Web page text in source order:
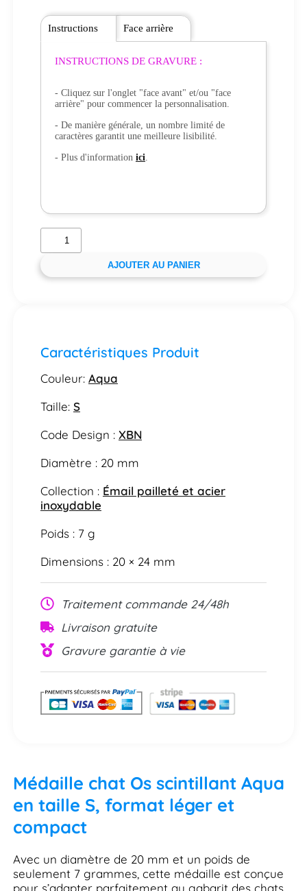
Instructions
INSTRUCTIONS DE GRAVURE :
- Cliquez sur l'onglet "face avant" et/ou "face
arrière" pour commencer la personnalisation.
- De manière générale, un nombre limité de
caractères garantit une meilleure lisibilité.
- Plus d'information ici.
Face arrière
AJOUTER AU PANIER
Caractéristiques Produit
Couleur: Aqua
Taille: S
Code Design : XBN
Diamètre : 20 mm
Collection : Émail pailleté et acier
inoxydable
Poids : 7 g
Dimensions : 20 × 24 mm
Traitement commande 24/48h
Livraison gratuite
Gravure garantie à vie
Médaille chat Os scintillant Aqua
en taille S, format léger et
compact
Avec un diamètre de 20 mm et un poids de
seulement 7 grammes, cette médaille est conçue